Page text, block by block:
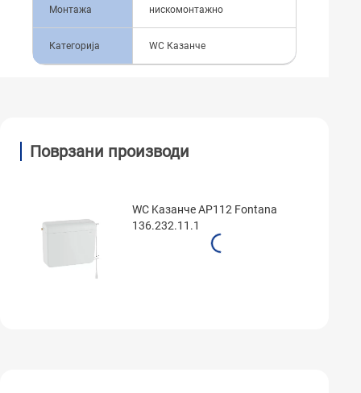
Монтажа нискомонтажно
Категорија WC Казанче
Поврзани производи
WC Kазанче AP112 Fontana
136.232.11.1